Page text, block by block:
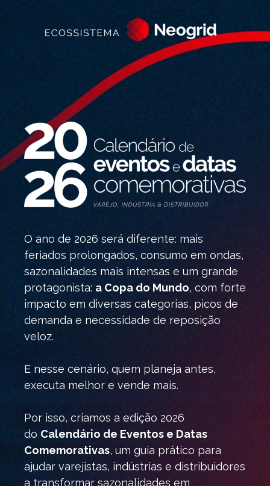
O ano de 2026 será diferente: mais
feriados prolongados, consumo em ondas,
sazonalidades mais intensas e um grande
protagonista: a Copa do Mundo, com forte
impacto em diversas categorias, picos de
demanda e necessidade de reposição
veloz.
E nesse cenário, quem planeja antes,
executa melhor e vende mais.
Por isso, criamos a edição 2026
do Calendário de Eventos e Datas
Comemorativas, um guia prático para
ajudar varejistas, indústrias e distribuidores
a transformar sazonalidades em